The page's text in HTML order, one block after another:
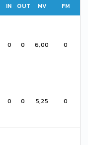
IN OUT MV FM
0 0 6,00 0
0 0 5,25 0